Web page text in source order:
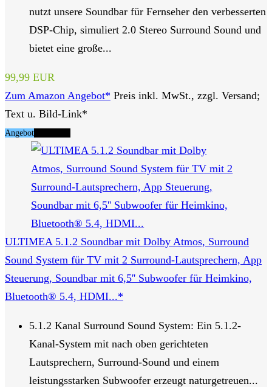
nutzt unsere Soundbar für Fernseher den verbesserten
DSP-Chip, simuliert 2.0 Stereo Surround Sound und
bietet eine große...
99,99 EUR
Zum Amazon Angebot* Preis inkl. MwSt., zzgl. Versand;
Text u. Bild-Link*
Angebot
ULTIMEA 5.1.2 Soundbar mit Dolby Atmos, Surround
Sound System für TV mit 2 Surround-Lautsprechern, App
Steuerung, Soundbar mit 6,5'' Subwoofer für Heimkino,
Bluetooth® 5.4, HDMI...*
5.1.2 Kanal Surround Sound System: Ein 5.1.2-
Kanal-System mit nach oben gerichteten
Lautsprechern, Surround-Sound und einem
leistungsstarken Subwoofer erzeugt naturgetreuen...